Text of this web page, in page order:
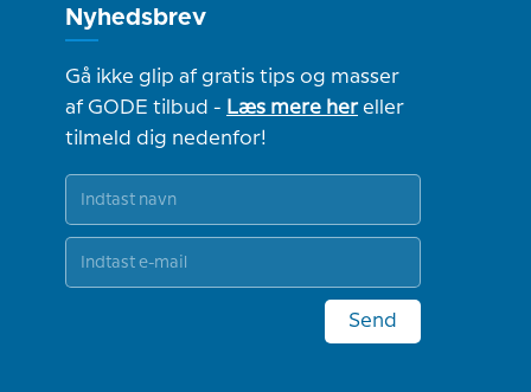
Nyhedsbrev
Gå ikke glip af gratis tips og masser
af GODE tilbud - Læs mere hereller
tilmeld dig nedenfor!
Send